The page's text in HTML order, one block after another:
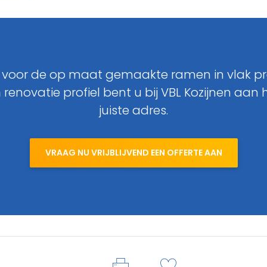
voor de op maat gemaakte ramen in vlak
renovatie profiel bent u bij VBL Kozijnen aan
juiste adres.
VRAAG NU VRIJBLIJVEND EEN OFFERTE AAN